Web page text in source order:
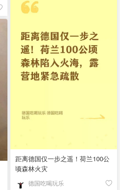
距离德国仅一步之遥！荷兰100公
顷森林火灾
德国吃喝玩乐